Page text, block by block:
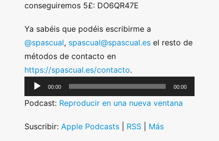
conseguiremos 5£: DO6QR47E
Ya sabéis que podéis escribirme a
@spascual, spascual@spascual.es el resto de
métodos de contacto en
https://spascual.es/contacto.
u
i
00:00 00:00
Podcast: Reproducir en una nueva ventana
Suscribir: Apple Podcasts RSS Más